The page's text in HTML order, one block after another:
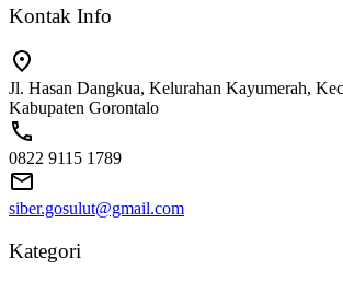
Kontak Info
Jl. Hasan Dangkua, Kelurahan Kayumerah,
Kabupaten Gorontalo
0822 9115 1789
siber.gosulut@gmail.com
Kategori